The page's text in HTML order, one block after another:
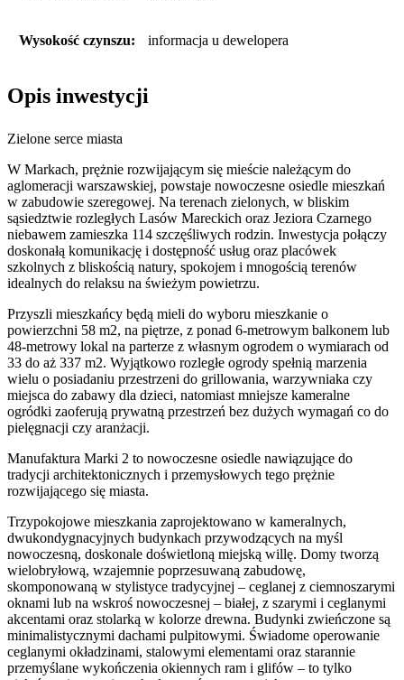
Wysokość czynszu: informacja u dewelopera
Opis inwestycji
Zielone serce miasta
W Markach, prężnie rozwijającym się mieście należącym do
aglomeracji warszawskiej, powstaje nowoczesne osiedle mieszkań
w zabudowie szeregowej. Na terenach zielonych, w bliskim
sąsiedztwie rozległych Lasów Mareckich oraz Jeziora Czarnego
niebawem zamieszka 114 szczęśliwych rodzin. Inwestycja połączy
doskonałą komunikację i dostępność usług oraz placówek
szkolnych z bliskością natury, spokojem i mnogością terenów
idealnych do relaksu na świeżym powietrzu.
Przyszli mieszkańcy będą mieli do wyboru mieszkanie o
powierzchni 58 m2, na piętrze, z ponad 6-metrowym balkonem lub
48-metrowy lokal na parterze z własnym ogrodem o wymiarach od
33 do aż 337 m2. Wyjątkowo rozległe ogrody spełnią marzenia
wielu o posiadaniu przestrzeni do grillowania, warzywniaka czy
miejsca do zabawy dla dzieci, natomiast mniejsze kameralne
ogródki zaoferują prywatną przestrzeń bez dużych wymagań co do
pielęgnacji czy aranżacji.
Manufaktura Marki 2 to nowoczesne osiedle nawiązujące do
tradycji architektonicznych i przemysłowych tego prężnie
rozwijającego się miasta.
Trzypokojowe mieszkania zaprojektowano w kameralnych,
dwukondygnacyjnych budynkach przywodzących na myśl
nowoczesną, doskonale doświetloną miejską willę. Domy tworzą
wielobryłową, wzajemnie poprzesuwaną zabudowę,
skomponowaną w stylistyce tradycyjnej – ceglanej z ciemnoszarymi
oknami lub na wskroś nowoczesnej – białej, z szarymi i ceglanymi
akcentami oraz stolarką w kolorze drewna. Budynki zwieńczone są
minimalistycznymi dachami pulpitowymi. Świadome operowanie
ceglanymi okładzinami, stalowymi elementami oraz starannie
przemyślane wykończenia okiennych ram i glifów – to tylko